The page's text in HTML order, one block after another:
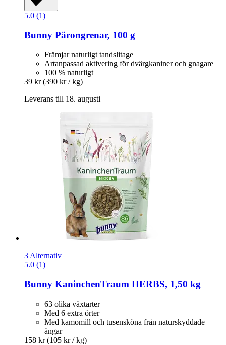
5.0 (1)
Bunny Pärongrenar, 100 g
Främjar naturligt tandslitage
Artanpassad aktivering för dvärgkaniner och gnagare
100 % naturligt
39 kr (390 kr / kg)
Leverans till 18. augusti
3 Alternativ
5.0 (1)
Bunny KaninchenTraum HERBS, 1,50 kg
63 olika växtarter
Med 6 extra örter
Med kamomill och tusensköna från naturskyddade
ängar
158 kr (105 kr / kg)